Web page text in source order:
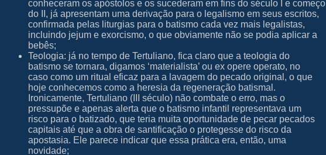
conheceram os apóstolos e os sucederam em fins do século I e começo
do II, já apresentam uma derivação para o legalismo em seus escritos,
confirmada pelas liturgias para o batismo cada vez mais legalistas,
incluindo jejum e exorcismo, o que obviamente não se podia aplicar a
bebês;
Teologia: já no tempo de Tertuliano, fica claro que a teologia do
batismo se tornara, digamos ‘materialista’ ou ex opere operato, no
caso como um ritual eficaz para a lavagem do pecado original, o que
hoje conhecemos como a heresia da regeneração batismal.
Ironicamente, Tertuliano (III século) não combate o erro, mas o
pressupõe e apenas alerta que o batismo infantil representava um
risco para o batizado, que teria muita oportunidade de pecar pecados
capitais até que a obra de santificação o protegesse do risco da
apostasia. Ele parece indicar que essa prática era, então, uma
novidade;